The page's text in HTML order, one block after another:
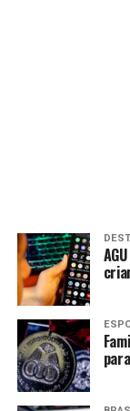
Apesar de não
tão logo ocorra
Japonês segue
89,50 por
o gerente da
individuais e
Além disso,
(R$ 49,50),